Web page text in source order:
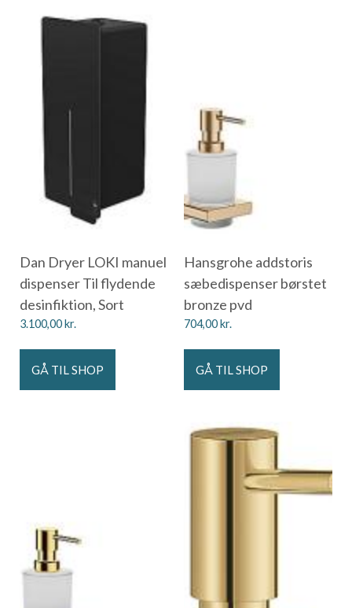
Dan Dryer LOKI manuel
dispenser Til flydende
desinfiktion, Sort
3.100,00kr.
GÅ TIL SHOP
Hansgrohe addstoris
sæbedispenser børstet
bronze pvd
704,00kr.
GÅ TIL SHOP